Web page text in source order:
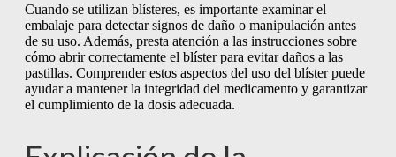
Cuando se utilizan blísteres, es importante examinar el
embalaje para detectar signos de daño o manipulación antes
de su uso. Además, presta atención a las instrucciones sobre
cómo abrir correctamente el blíster para evitar daños a las
pastillas. Comprender estos aspectos del uso del blíster puede
ayudar a mantener la integridad del medicamento y garantizar
el cumplimiento de la dosis adecuada.